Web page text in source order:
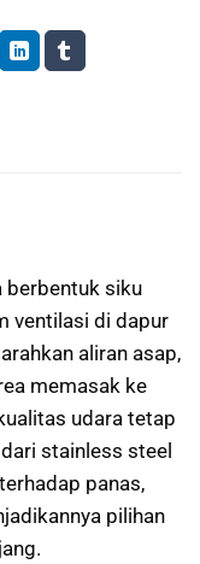
berbentuk siku
ventilasi di dapur
aliran asap,
memasak ke
udara tetap
stainless steel
panas,
pilihan